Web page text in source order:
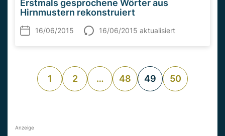
Erstmals gesprochene Wörter aus
Hirnmustern rekonstruiert
16/06/2015 16/06/2015 aktualisiert
1 2 … 48 49 50
Anzeige